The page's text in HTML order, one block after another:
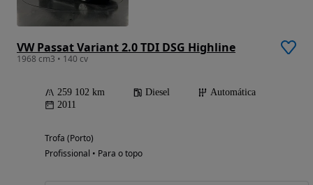
VW Passat Variant 2.0 TDI DSG Highline
1968 cm3 • 140 cv
259 102 km Diesel
Automática
2011
Trofa (Porto)
Profissional • Para o topo